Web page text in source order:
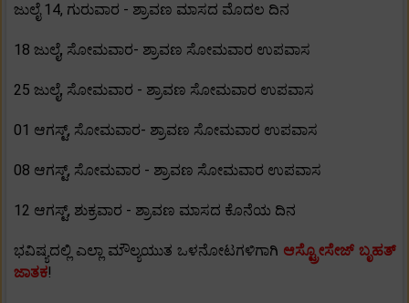
ಜುಲೈ 14, ಗುರುವಾರ - ಶ್ರಾವಣ ಮಾಸದ ಮೊದಲ ದಿನ
18 ಜುಲೈ, ಸೋಮವಾರ- ಶ್ರಾವಣ ಸೋಮವಾರ ಉಪವಾಸ
25 ಜುಲೈ, ಸೋಮವಾರ - ಶ್ರಾವಣ ಸೋಮವಾರ ಉಪವಾಸ
01 ಆಗಸ್ಟ್, ಸೋಮವಾರ- ಶ್ರಾವಣ ಸೋಮವಾರ ಉಪವಾಸ
08 ಆಗಸ್ಟ್, ಸೋಮವಾರ - ಶ್ರಾವಣ ಸೋಮವಾರ ಉಪವಾಸ
12 ಆಗಸ್ಟ್, ಶುಕ್ರವಾರ - ಶ್ರಾವಣ ಮಾಸದ ಕೊನೆಯ ದಿನ
ಭವಿಷ್ಯದಲ್ಲಿ ಎಲ್ಲಾ ಮೌಲ್ಯಯುತ ಒಳನೋಟಗಳಿಗಾಗಿ ಆಸ್ಟ್ರೋಸೇಜ್ ಬೃಹತ್
ಜಾತಕ!